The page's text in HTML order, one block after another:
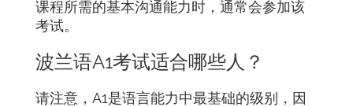
课程所需的基本沟通能力时，通常会参加该
考试。
波兰语A1考试适合哪些人？
请注意，A1是语言能力中最基础的级别，因